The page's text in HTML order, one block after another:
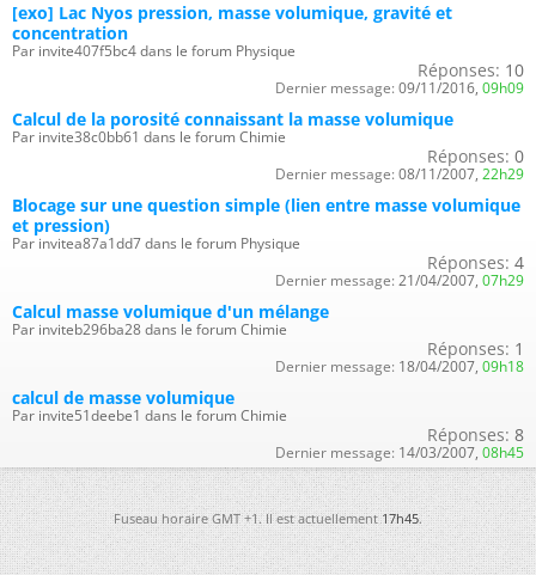
[exo] Lac Nyos pression, masse volumique, gravité et
concentration
Par invite407f5bc4 dans le forum Physique
Réponses: 10
Dernier message: 09/11/2016, 09h09
Calcul de la porosité connaissant la masse volumique
Par invite38c0bb61 dans le forum Chimie
Réponses: 0
Dernier message: 08/11/2007, 22h29
Blocage sur une question simple (lien entre masse volumique
et pression)
Par invitea87a1dd7 dans le forum Physique
Réponses: 4
Dernier message: 21/04/2007, 07h29
Calcul masse volumique d'un mélange
Par inviteb296ba28 dans le forum Chimie
Réponses: 1
Dernier message: 18/04/2007, 09h18
calcul de masse volumique
Par invite51deebe1 dans le forum Chimie
Réponses: 8
Dernier message: 14/03/2007, 08h45
Fuseau horaire GMT +1. Il est actuellement17h45.